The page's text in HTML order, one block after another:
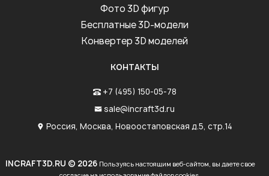
Фото 3D фигур
Бесплатные 3D-модели
Конвертер 3D моделей
КОНТАКТЫ
+7 (495) 150-05-78
sale@incraft3d.ru
Россия, Москва, Новоостаповская д.5, стр.14
INCRAFT3D.RU © 2026 Пользуясь настоящим веб-сайтом, вы даете свое